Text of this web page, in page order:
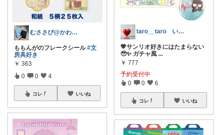
むささび@かわいいもの・文具好き
ももんがのフレークシール#文
房具好き
￥ 363
0 0 4
コレ いいね
taro__taro いらっしゃませ🎶
💖サンリオ好きにはたまらない
🥹✨ ガチャ風 ...
￥ 777
予約受付中
0 0 6
コレ いいね